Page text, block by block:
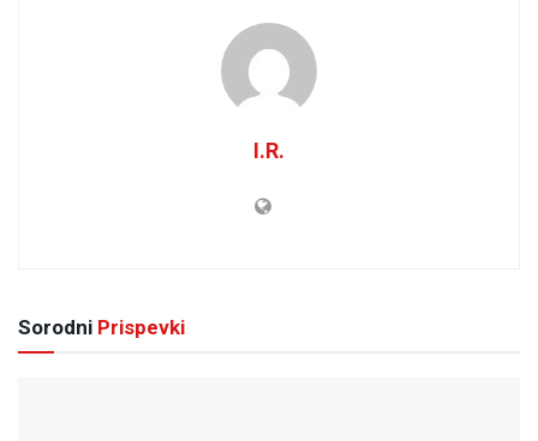
I.R.
Sorodni Prispevki